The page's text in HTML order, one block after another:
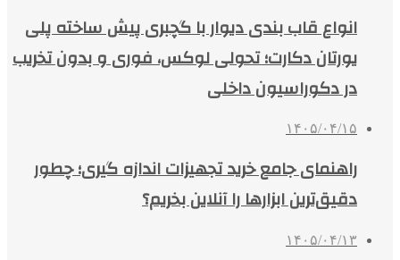
انواع قاب بندی دیوار با گچبری پیش ساخته پلی
یورتان دکارت؛ تحولی لوکس، فوری و بدون تخریب
در دکوراسیون داخلی
۱۴۰۵/۰۴/۱۵
راهنمای جامع خرید تجهیزات اندازه گیری؛ چطور
دقیق‌ترین ابزارها را آنلاین بخریم؟
۱۴۰۵/۰۴/۱۳